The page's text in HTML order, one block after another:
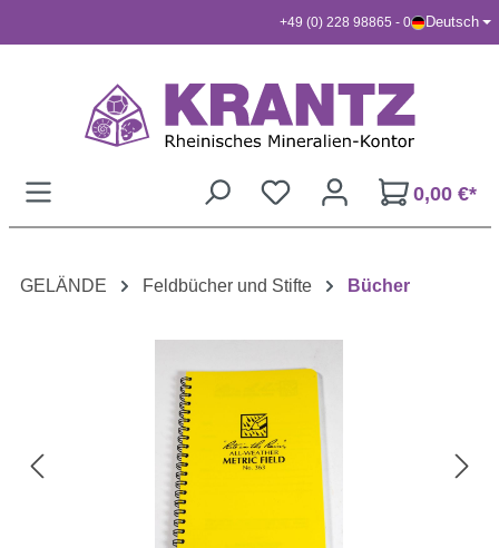
+49 (0) 228 98865 - 0 Deutsch
0,00 €*
GELÄNDE Feldbücher und Stifte Bücher